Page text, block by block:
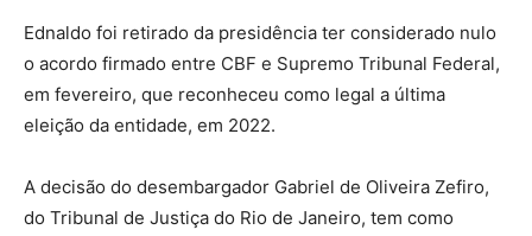
Ednaldo foi retirado da presidência ter considerado nulo
o acordo firmado entre CBF e Supremo Tribunal Federal,
em fevereiro, que reconheceu como legal a última
eleição da entidade, em 2022.
A decisão do desembargador Gabriel de Oliveira Zefiro,
do Tribunal de Justiça do Rio de Janeiro, tem como